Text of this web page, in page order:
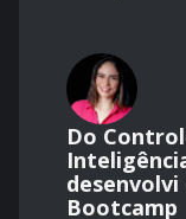
Do
desenvolvi
Bootcamp